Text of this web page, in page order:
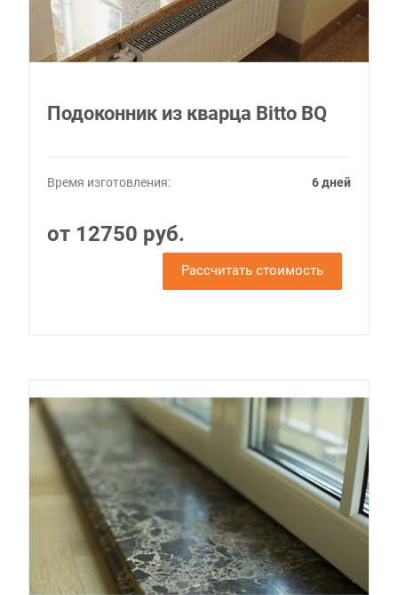
Подоконник из кварца Bitto BQ
Время изготовления: 6 дней
от 12750 руб.
Рассчитать стоимость